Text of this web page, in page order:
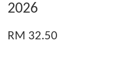
2026
RM 32.50